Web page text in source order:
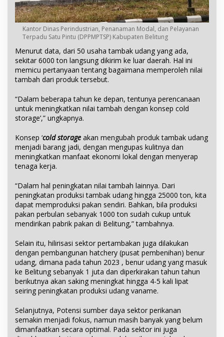
Kantor Dinas Perindustrian, Penanaman Modal, dan Pelayanan
Terpadu Satu Pintu (DPPMPTSP) Kabupaten Belitung
Menurut data, dari 50 usaha tambak udang yang ada,
sekitar 6000 ton langsung dikirim ke luar daerah. Hal ini
memicu pertanyaan tentang bagaimana memperoleh nilai
tambah dari produk tersebut.
“Dalam beberapa tahun ke depan, tentunya perencanaan
untuk meningkatkan nilai tambah dengan konsep cold
storage’,” ungkapnya.
Konsep ‘cold storage akan mengubah produk tambak udang
menjadi barang jadi, dengan mengupas kulitnya dan
meningkatkan manfaat ekonomi lokal dengan menyerap
tenaga kerja.
“Dalam hal peningkatan nilai tambah lainnya. Dari
peningkatan produksi tambak udang hingga 25000 ton, kita
dapat memproduksi pakan sendiri. Bahkan, bila produksi
pakan perbulan sebanyak 1000 ton sudah cukup untuk
mendirikan pabrik pakan di Belitung,” tambahnya.
Selain itu, hilirisasi sektor pertambakan juga dilakukan
dengan pembangunan hatchery (pusat pembenihan) benur
udang, dimana pada tahun 2023 , benur udang yang masuk
ke Belitung sebanyak 1 juta dan diperkirakan tahun tahun
berikutnya akan saking meningkat hingga 4-5 kali lipat
seiring peningkatan produksi udang vaname.
Selanjutnya, Potensi sumber daya sektor perikanan
semakin menjadi fokus, namun masih banyak yang belum
dimanfaatkan secara optimal. Pada sektor ini juga